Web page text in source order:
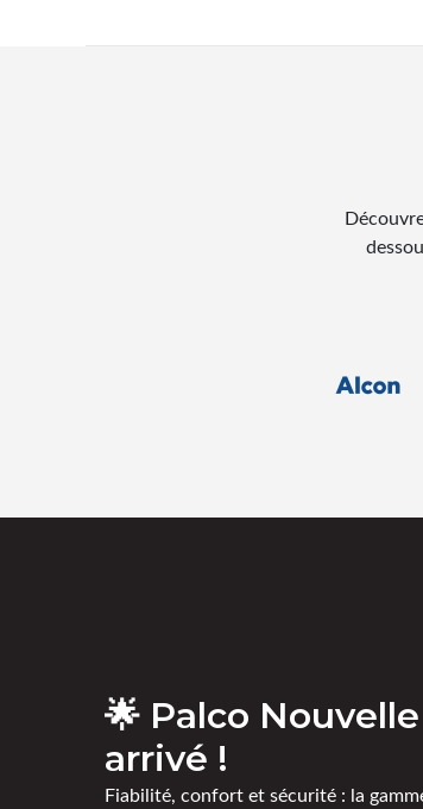
🌟 Palco
arrivé !
Fiabilité, confort et sécurité : la